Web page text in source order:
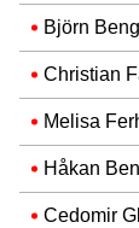
Björn
Christian
Melisa
Håkan
Cedomir